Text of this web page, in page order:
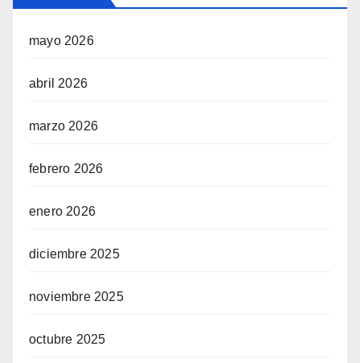
mayo 2026
abril 2026
marzo 2026
febrero 2026
enero 2026
diciembre 2025
noviembre 2025
octubre 2025